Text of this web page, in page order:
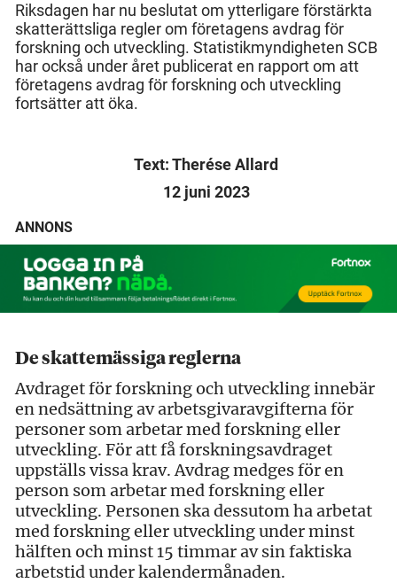
Riksdagen har nu beslutat om ytterligare förstärkta
skatterättsliga regler om företagens avdrag för
forskning och utveckling. Statistikmyndigheten SCB
har också under året publicerat en rapport om att
företagens avdrag för forskning och utveckling
fortsätter att öka.
Text: Therése Allard
12 juni 2023
ANNONS
De skattemässiga reglerna
Avdraget för forskning och utveckling innebär
en nedsättning av arbetsgivaravgifterna för
personer som arbetar med forskning eller
utveckling. För att få forskningsavdraget
uppställs vissa krav. Avdrag medges för en
person som arbetar med forskning eller
utveckling. Personen ska dessutom ha arbetat
med forskning eller utveckling under minst
hälften och minst 15 timmar av sin faktiska
arbetstid under kalendermånaden.